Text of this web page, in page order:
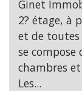
Ginet
2? étage, à
et de
se
chambres
Les...